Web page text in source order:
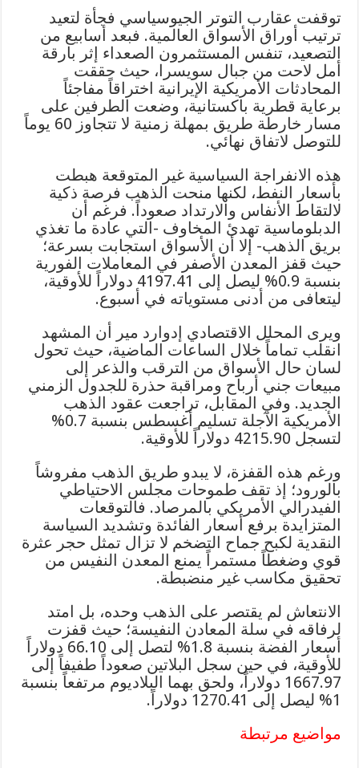
توقفت عقارب التوتر الجيوسياسي فجأة لتعيد
ترتيب أوراق الأسواق العالمية. فبعد أسابيع من
التصعيد، تنفس المستثمرون الصعداء إثر بارقة
أمل لاحت من جبال سويسرا، حيث حققت
المحادثات الأمريكية الإيرانية اختراقاً مفاجئاً
برعاية قطرية باكستانية، وضعت الطرفين على
مسار خارطة طريق بمهلة زمنية لا تتجاوز 60 يوماً
للتوصل لاتفاق نهائي.
هذه الانفراجة السياسية غير المتوقعة هبطت
بأسعار النفط، لكنها منحت الذهب فرصة ذكية
لالتقاط الأنفاس والارتداد صعوداً. فرغم أن
الدبلوماسية تهدئ المخاوف -التي عادة ما تغذي
بريق الذهب- إلا أن الأسواق استجابت بسرعة؛
حيث قفز المعدن الأصفر في المعاملات الفورية
بنسبة 0.9% ليصل إلى 4197.41 دولاراً للأوقية،
ليتعافى من أدنى مستوياته في أسبوع.
ويرى المحلل الاقتصادي إدوارد مير أن المشهد
انقلب تماماً خلال الساعات الماضية، حيث تحول
لسان حال الأسواق من الترقب والذعر إلى
مبيعات جني أرباح ومراقبة حذرة للجدول الزمني
الجديد. وفي المقابل، تراجعت عقود الذهب
الأمريكية الآجلة تسليم أغسطس بنسبة 0.7%
لتسجل 4215.90 دولاراً للأوقية.
ورغم هذه القفزة، لا يبدو طريق الذهب مفروشاً
بالورود؛ إذ تقف طموحات مجلس الاحتياطي
الفيدرالي الأمريكي بالمرصاد. فالتوقعات
المتزايدة برفع أسعار الفائدة وتشديد السياسة
النقدية لكبح جماح التضخم لا تزال تمثل حجر عثرة
قوي وضغطاً مستمراً يمنع المعدن النفيس من
تحقيق مكاسب غير منضبطة.
الانتعاش لم يقتصر على الذهب وحده، بل امتد
لرفاقه في سلة المعادن النفيسة؛ حيث قفزت
أسعار الفضة بنسبة 1.8% لتصل إلى 66.10 دولاراً
للأوقية، في حين سجل البلاتين صعوداً طفيفاً إلى
1667.97 دولاراً، ولحق بهما البلاديوم مرتفعاً بنسبة
1% ليصل إلى 1270.41 دولاراً.
مواضيع مرتبطة